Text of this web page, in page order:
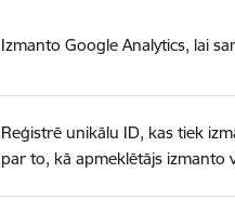
Izmanto Google Analytics, lai
Reģistrē unikālu ID, kas tiek
par to, kā apmeklētājs izmanto